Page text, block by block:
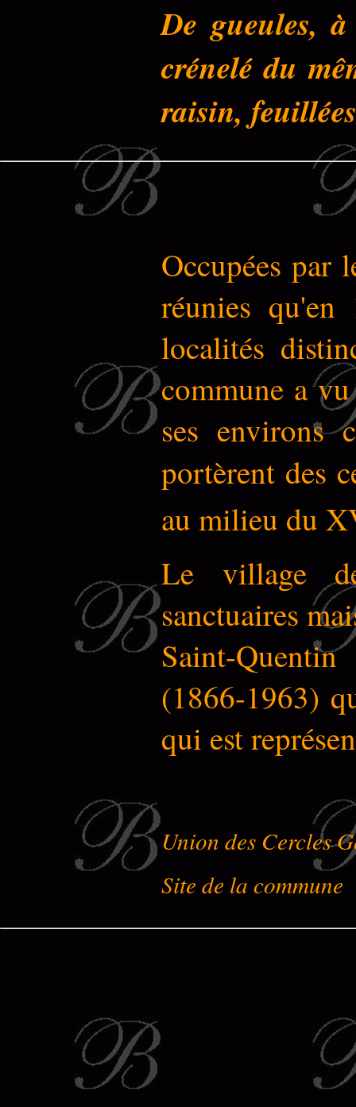
De gueules,
crénelé du
raisin,
Occupées par
réunies qu'en
localités
commune a
ses environs
portèrent des
au milieu du
Le village
sanctuaires
Saint-
(1866-1963)
qui est
Union des Cercles
Site de la commune